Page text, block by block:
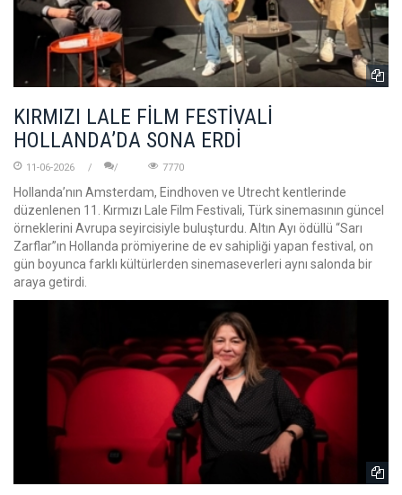
KIRMIZI LALE FİLM FESTİVALİ
HOLLANDA’DA SONA ERDİ
11-06-2026 7770
Hollanda’nın Amsterdam, Eindhoven ve Utrecht kentlerinde
düzenlenen 11. Kırmızı Lale Film Festivali, Türk sinemasının güncel
örneklerini Avrupa seyircisiyle buluşturdu. Altın Ayı ödüllü “Sarı
Zarflar”ın Hollanda prömiyerine de ev sahipliği yapan festival, on
gün boyunca farklı kültürlerden sinemaseverleri aynı salonda bir
araya getirdi.